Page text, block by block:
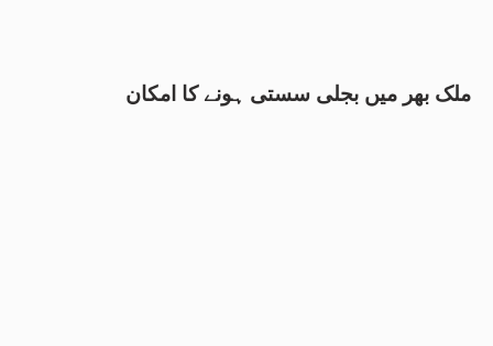
ملک بھر میں بجلی سستی ہونے کا امکان